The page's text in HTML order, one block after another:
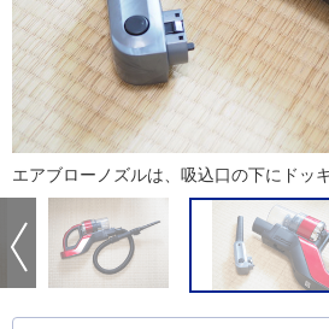
エアブローノズルは、吸込口の下にドッ